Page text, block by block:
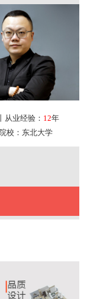
从业经验： 12年
校：东北大学